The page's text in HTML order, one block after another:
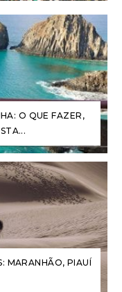
O QUE FAZER,
MARANHÃO, PIAUÍ